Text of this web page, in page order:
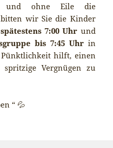
und ohne Eile die
wir Sie die Kinder
7:00 Uhr und
bis 7:45 Uhrin
hilft, einen
Vergnügen zu
“ 💦